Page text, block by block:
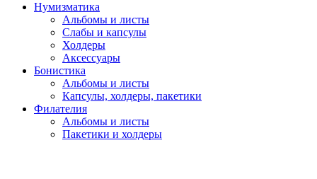
Нумизматика
Альбомы и листы
Слабы и капсулы
Холдеры
Аксессуары
Бонистика
Альбомы и листы
Капсулы, холдеры, пакетики
Филателия
Альбомы и листы
Пакетики и холдеры